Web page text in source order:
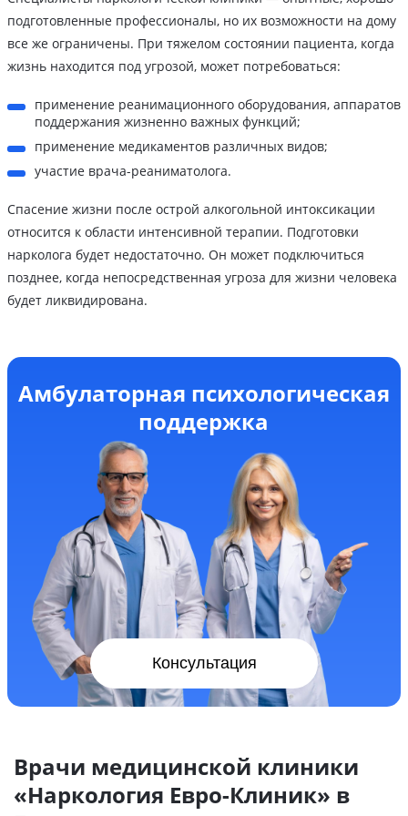
подготовленные профессионалы, но их возможности на дому
все же ограничены. При тяжелом состоянии пациента, когда
жизнь находится под угрозой, может потребоваться:
применение реанимационного оборудования, аппаратов
поддержания жизненно важных функций;
применение медикаментов различных видов;
участие врача-реаниматолога.
Спасение жизни после острой алкогольной интоксикации
относится к области интенсивной терапии. Подготовки
нарколога будет недостаточно. Он может подключиться
позднее, когда непосредственная угроза для жизни человека
будет ликвидирована.
Амбулаторная психологическая
поддержка
Консультация
Врачи медицинской клиники
«Наркология Евро-Клиник» в